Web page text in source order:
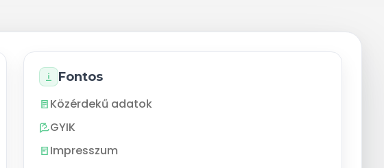
Fontos
Közérdekű adatok
GYIK
Impresszum